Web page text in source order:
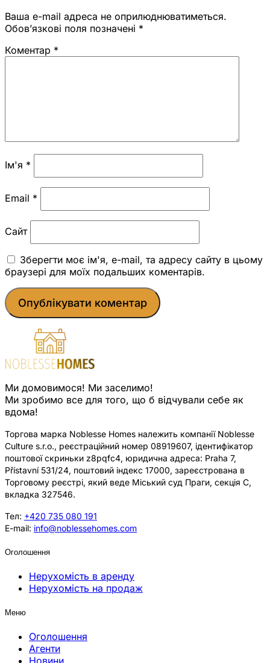
Ваша e-mail адреса не оприлюднюватиметься.
Обов’язкові поля позначені *
Коментар *
Ім'я *
Email *
Сайт
Зберегти моє ім'я, e-mail, та адресу сайту в цьому
браузері для моїх подальших коментарів.
Ми домовимося! Ми заселимо!
Ми зробимо все для того, що б відчували себе як
вдома!
Торгова марка Noblesse Homes належить компанії Noblesse
Culture s.r.o., реєстраційний номер 08919607, ідентифікатор
поштової скриньки z8pqfc4, юридична адреса: Praha 7,
Přístavní 531/24, поштовий індекс 17000, зареєстрована в
Торговому реєстрі, який веде Міський суд Праги, секція C,
вкладка 327546.
Тел: +420 735 080 191
E-mail: info@noblessehomes.com
Оголошення
Нерухомість в аренду
Нерухомість на продаж
Меню
Оголошення
Агенти